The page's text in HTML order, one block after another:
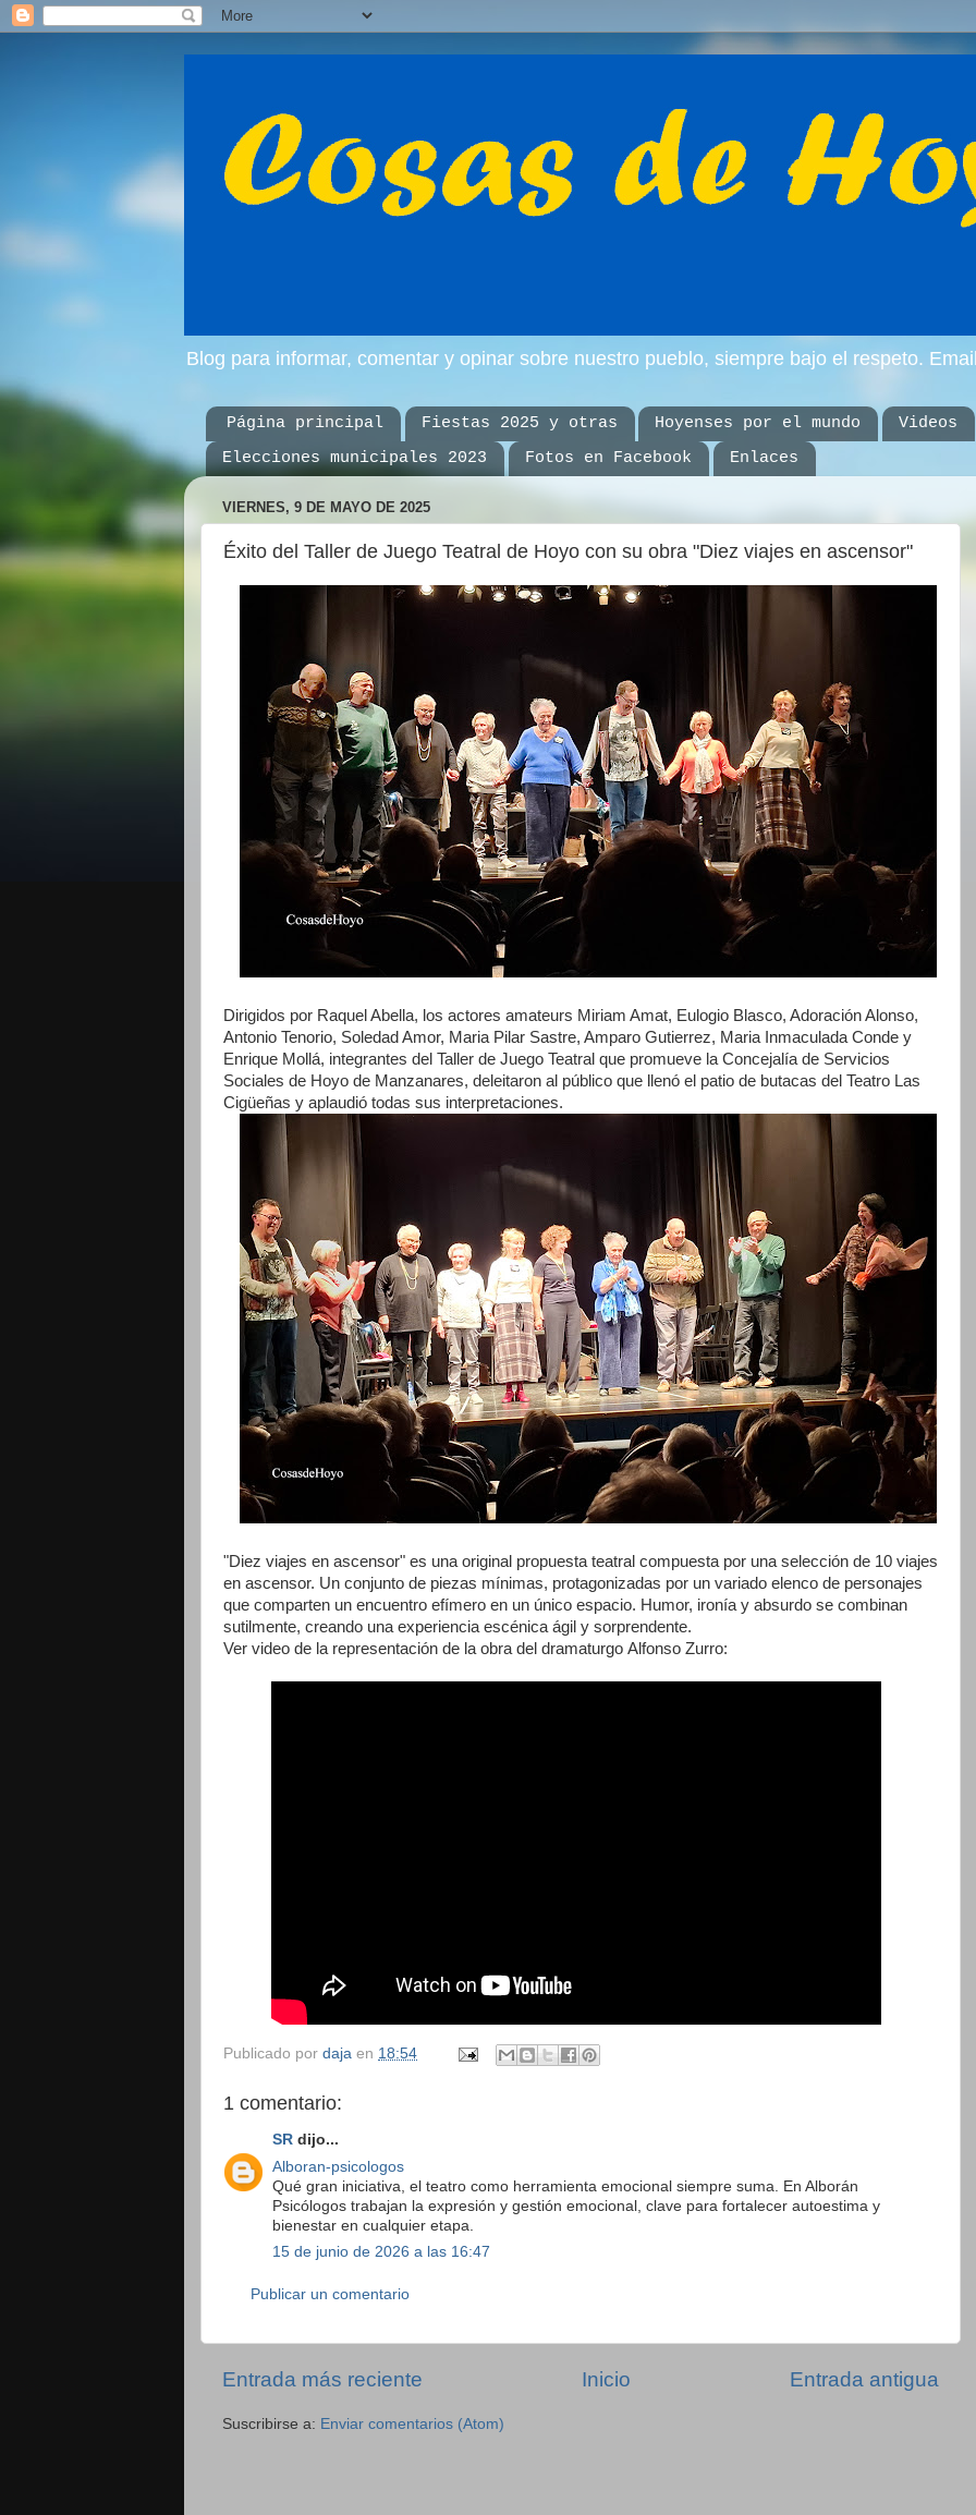
Blog para informar, comentar y opinar sobre nuestro pueblo, siempre bajo el respeto.
Página principal Fiestas 2025 y otras Hoyenses por el mundo
Videos
Elecciones municipales 2023
Fotos en Facebook Enlaces
VIERNES, 9 DE MAYO DE 2025
Éxito del Taller de Juego Teatral de Hoyo con su obra "Diez viajes en ascensor"
Dirigidos por Raquel Abella, los actores amateurs Miriam Amat, Eulogio Blasco, Adoración Alonso,
Antonio Tenorio, Soledad Amor, Maria Pilar Sastre, Amparo Gutierrez, Maria Inmaculada Conde y
Enrique Mollá, integrantes del Taller de Juego Teatral que promueve la Concejalía de Servicios
Sociales de Hoyo de Manzanares, deleitaron al público que llenó el patio de butacas del Teatro Las
Cigüeñas y aplaudió todas sus interpretaciones.
"Diez viajes en ascensor" es una original propuesta teatral compuesta por una selección de 10 viajes
en ascensor. Un conjunto de piezas mínimas, protagonizadas por un variado elenco de personajes
que comparten un encuentro efímero en un único espacio. Humor, ironía y absurdo se combinan
sutilmente, creando una experiencia escénica ágil y sorprendente.
Ver video de la representación de la obra del dramaturgo Alfonso Zurro:
Publicado por daja en 18:54
1 comentario:
SR dijo...
Alboran-psicologos
Qué gran iniciativa, el teatro como herramienta emocional siempre suma. En Alborán
Psicólogos trabajan la expresión y gestión emocional, clave para fortalecer autoestima y
bienestar en cualquier etapa.
15 de junio de 2026 a las 16:47
Publicar un comentario
Entrada más reciente Entrada antigua
Inicio
Suscribirse a: Enviar comentarios (Atom)